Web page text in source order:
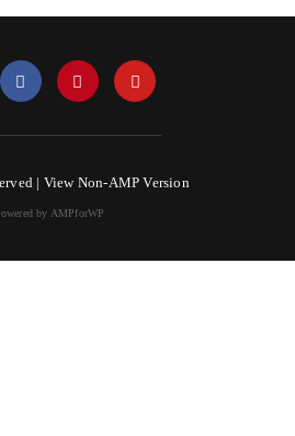
| View Non-AMP Version
by AMPforWP